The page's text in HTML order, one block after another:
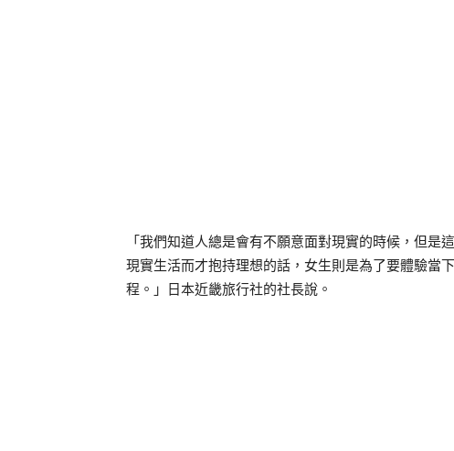
「我們知道人總是會有不願意面對現實的時候，但
現實生活而才抱持理想的話，女生則是為了要體驗當
程。」日本近畿旅行社的社長說。